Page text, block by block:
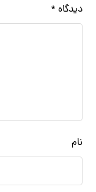
دیدگاه *
نام